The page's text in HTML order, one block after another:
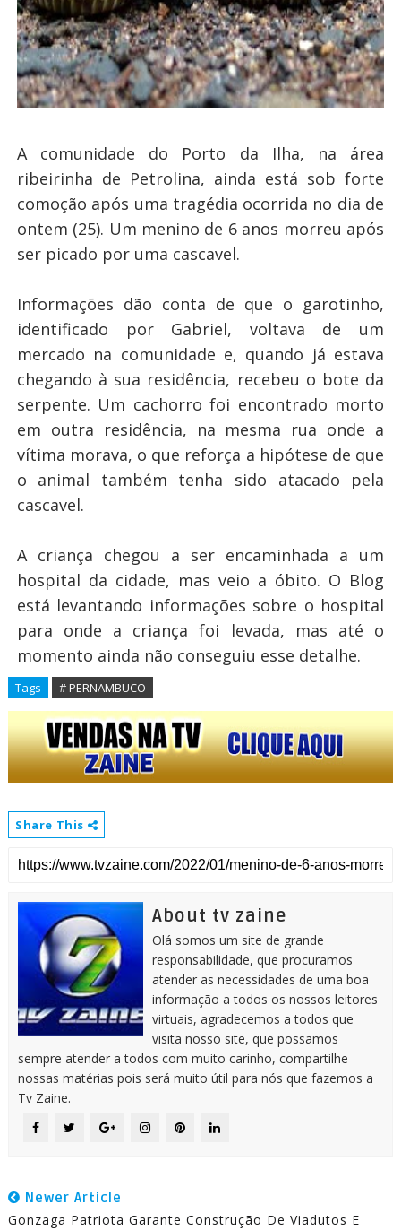
A comunidade do Porto da Ilha, na área
ribeirinha de Petrolina, ainda está sob forte
comoção após uma tragédia ocorrida no dia de
ontem (25). Um menino de 6 anos morreu após
ser picado por uma cascavel.
Informações dão conta de que o garotinho,
identificado por Gabriel, voltava de um
mercado na comunidade e, quando já estava
chegando à sua residência, recebeu o bote da
serpente. Um cachorro foi encontrado morto
em outra residência, na mesma rua onde a
vítima morava, o que reforça a hipótese de que
o animal também tenha sido atacado pela
cascavel.
A criança chegou a ser encaminhada a um
hospital da cidade, mas veio a óbito. O Blog
está levantando informações sobre o hospital
para onde a criança foi levada, mas até o
momento ainda não conseguiu esse detalhe.
Tags # PERNAMBUCO
Share This
About tv zaine
Olá somos um site de grande
responsabilidade, que procuramos
atender as necessidades de uma boa
informação a todos os nossos leitores
virtuais, agradecemos a todos que
visita nosso site, que possamos
sempre atender a todos com muito carinho, compartilhe
nossas matérias pois será muito útil para nós que fazemos a
Tv Zaine.
Newer Article
Gonzaga Patriota Garante Construção De Viadutos E